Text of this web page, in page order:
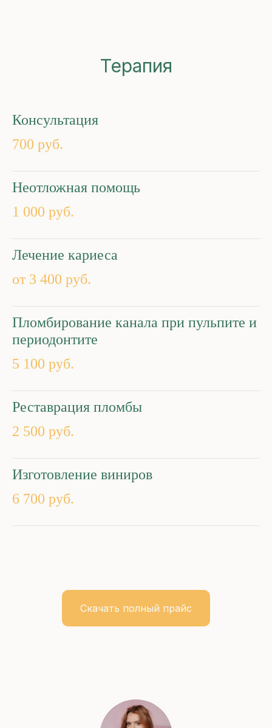
Терапия
Консультация
700 руб.
Неотложная помощь
1 000 руб.
Лечение кариеса
от 3 400 руб.
Пломбирование канала при пульпите и
периодонтите
5 100 руб.
Реставрация пломбы
2 500 руб.
Изготовление виниров
6 700 руб.
Скачать полный прайс